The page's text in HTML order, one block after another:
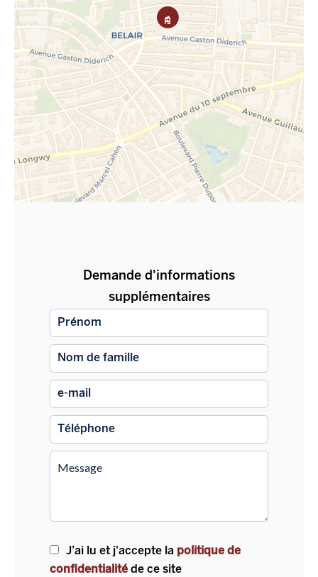
Demande d'informations
supplémentaires
J’ai lu et j'accepte la politique de
confidentialité de ce site